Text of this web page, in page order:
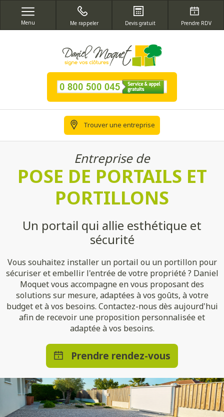
Menu Me rappeler Devis gratuit Prendre RDV
Trouver une entreprise
Entreprise de
POSE DE PORTAILS ET
PORTILLONS
Un portail qui allie esthétique et
sécurité
Vous souhaitez installer un portail ou un portillon pour
sécuriser et embellir l'entrée de votre propriété ? Daniel
Moquet vous accompagne en vous proposant des
solutions sur mesure, adaptées à vos goûts, à votre
budget et à vos besoins. Contactez-nous dès aujourd'hui
afin de recevoir une proposition personnalisée et
adaptée à vos besoins.
Prendre rendez-vous